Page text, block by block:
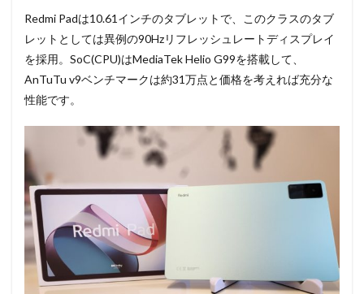
Redmi Padは10.61インチのタブレットで、このクラスのタブ
レットとしては異例の90Hzリフレッシュレートディスプレイ
を採用。SoC(CPU)はMediaTek Helio G99を搭載して、
AnTuTu v9ベンチマークは約31万点と価格を考えれば充分な
性能です。